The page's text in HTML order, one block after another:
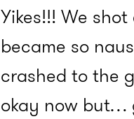
Yikes!!! We
became so
crashed to the
okay now but…